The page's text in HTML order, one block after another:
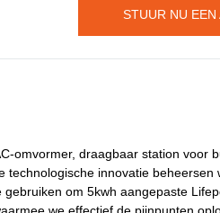
STUUR NU EEN
omvormer, draagbaar station voor
innovatie
om 5kwh aangepaste